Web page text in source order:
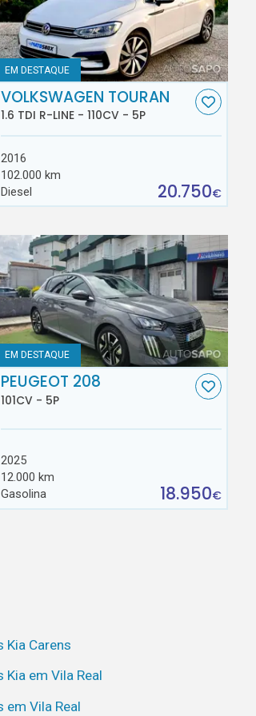
EM DESTAQUE
VOLKSWAGEN TOURAN
1.6 TDI R-LINE - 110CV - 5P
2016
102.000 km
Diesel
20.750€
EM DESTAQUE
PEUGEOT 208
101CV - 5P
2025
12.000 km
Gasolina
18.950€
Kia Carens
Kia em Vila Real
em Vila Real